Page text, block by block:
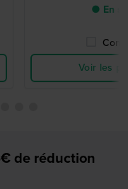
● En
Voir les
de réduction